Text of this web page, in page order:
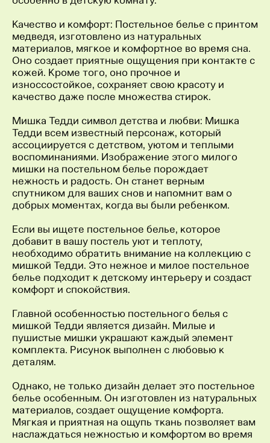
Качество и комфорт: Постельное белье с принтом
медведя, изготовлено из натуральных
материалов, мягкое и комфортное во время сна.
Оно создает приятные ощущения при контакте с
кожей. Кроме того, оно прочное и
износсостойкое, сохраняет свою красоту и
качество даже после множества стирок.
Мишка Тедди символ детства и любви: Мишка
Тедди всем известный персонаж, который
ассоциируется с детством, уютом и теплыми
воспоминаниями. Изображение этого милого
мишки на постельном белье порождает
нежность и радость. Он станет верным
спутником для ваших снов и напомнит вам о
добрых моментах, когда вы были ребенком.
Если вы ищете постельное белье, которое
добавит в вашу постель уют и теплоту,
необходимо обратить внимание на коллекцию с
мишкой Тедди. Это нежное и милое постельное
белье подходит к детскому интерьеру и создаст
комфорт и спокойствия.
Главной особенностью постельного белья с
мишкой Тедди является дизайн. Милые и
пушистые мишки украшают каждый элемент
комплекта. Рисунок выполнен с любовью к
деталям.
Однако, не только дизайн делает это постельное
белье особенным. Он изготовлен из натуральных
материалов, создает ощущение комфорта.
Мягкая и приятная на ощупь ткань позволяет вам
наслаждаться нежностью и комфортом во время